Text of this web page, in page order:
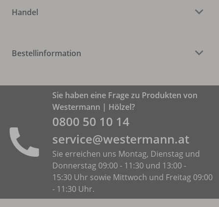
Handel
Bestellinformation
Sie haben eine Frage zu Produkten von
Westermann | Hölzel?
0800 50 10 14
service@westermann.at
Sie erreichen uns Montag, Dienstag und
Donnerstag 09:00 - 11:30 und 13:00 -
15:30 Uhr sowie Mittwoch und Freitag 09:00
- 11:30 Uhr.